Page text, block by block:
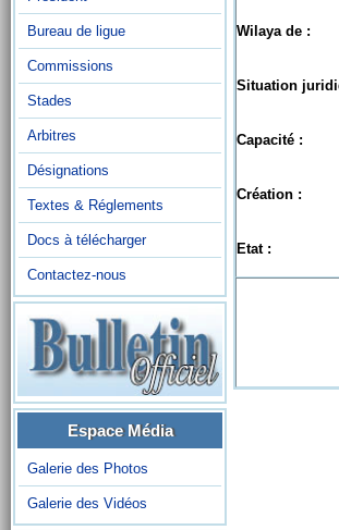
Bureau de ligue
Commissions
Stades
Arbitres
Désignations
Textes & Réglements
Docs à télécharger
Contactez-nous
Espace Média
Galerie des Photos
Galerie des Vidéos
Wilaya de :
Situation
Capacité :
Création :
Etat :